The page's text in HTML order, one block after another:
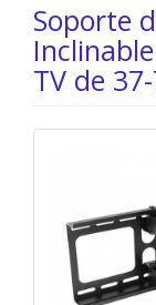
Soporte
TV de